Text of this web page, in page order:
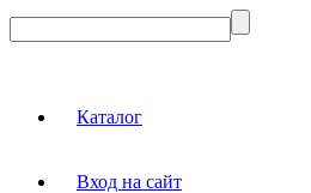
Каталог
Вход на сайт